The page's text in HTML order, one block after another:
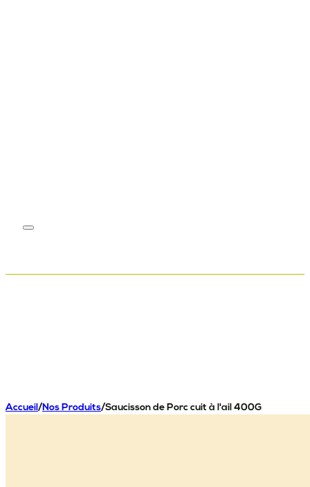
Accueil/Nos Produits/Saucisson de Porc cuit à l'ail 400G